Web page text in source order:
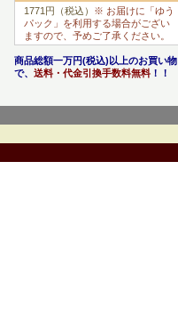
1771円（税込） ※ お届けに「ゆう
パック」を利用する場合がござい
ますので、予めご了承ください。
商品総額一万円(税込)以上のお買い物
で、 送料・代金引換手数料無料 ！！